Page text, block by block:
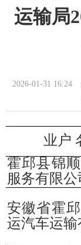
运输局
2026-01-31 16:24
业户
霍邱县锦
服务有限公
安徽省霍
运汽车运输